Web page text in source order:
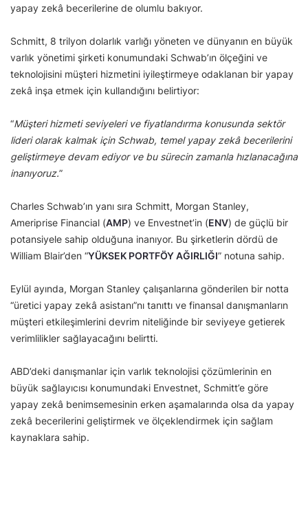
yapay zekâ becerilerine de olumlu bakıyor.
Schmitt, 8 trilyon dolarlık varlığı yöneten ve dünyanın en büyük
varlık yönetimi şirketi konumundaki Schwab’ın ölçeğini ve
teknolojisini müşteri hizmetini iyileştirmeye odaklanan bir yapay
zekâ inşa etmek için kullandığını belirtiyor:
“Müşteri hizmeti seviyeleri ve fiyatlandırma konusunda sektör
lideri olarak kalmak için Schwab, temel yapay zekâ becerilerini
geliştirmeye devam ediyor ve bu sürecin zamanla hızlanacağına
inanıyoruz.”
Charles Schwab’ın yanı sıra Schmitt, Morgan Stanley,
Ameriprise Financial (AMP) ve Envestnet’in (ENV) de güçlü bir
potansiyele sahip olduğuna inanıyor. Bu şirketlerin dördü de
William Blair’den “YÜKSEK PORTFÖY AĞIRLIĞI” notuna sahip.
Eylül ayında, Morgan Stanley çalışanlarına gönderilen bir notta
“üretici yapay zekâ asistanı”nı tanıttı ve finansal danışmanların
müşteri etkileşimlerini devrim niteliğinde bir seviyeye getierek
verimlilikler sağlayacağını belirtti.
ABD’deki danışmanlar için varlık teknolojisi çözümlerinin en
büyük sağlayıcısı konumundaki Envestnet, Schmitt’e göre
yapay zekâ benimsemesinin erken aşamalarında olsa da yapay
zekâ becerilerini geliştirmek ve ölçeklendirmek için sağlam
kaynaklara sahip.